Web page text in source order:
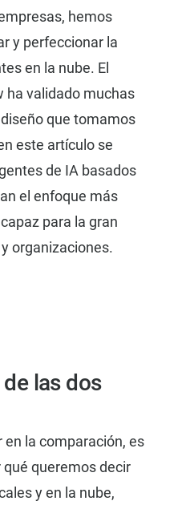
hemos
y perfeccionar la
en la nube. El
ha validado muchas
que tomamos
este artículo se
de IA basados
el enfoque más
para la gran
organizaciones.
las dos
la comparación, es
queremos decir
y en la nube,